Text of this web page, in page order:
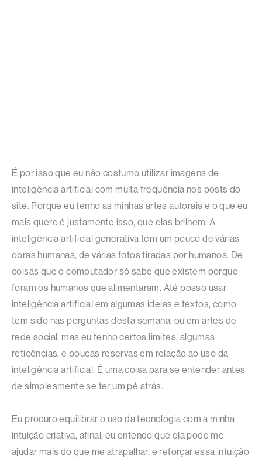
É por isso que eu não costumo utilizar imagens de
inteligência artificial com muita frequência nos posts do
site. Porque eu tenho as minhas artes autorais e o que eu
mais quero é justamente isso, que elas brilhem. A
inteligência artificial generativa tem um pouco de várias
obras humanas, de várias fotos tiradas por humanos. De
coisas que o computador só sabe que existem porque
foram os humanos que alimentaram. Até posso usar
inteligência artificial em algumas ideias e textos, como
tem sido nas perguntas desta semana, ou em artes de
rede social, mas eu tenho certos limites, algumas
reticências, e poucas reservas em relação ao uso da
inteligência artificial. É uma coisa para se entender antes
de simplesmente se ter um pé atrás.
Eu procuro equilibrar o uso da tecnologia com a minha
intuição criativa, afinal, eu entendo que ela pode me
ajudar mais do que me atrapalhar, e reforçar essa intuição